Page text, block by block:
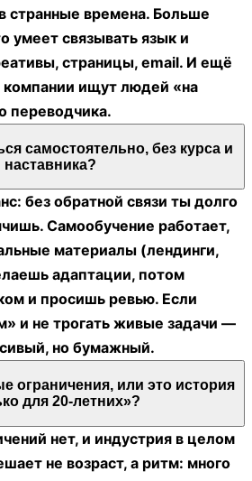
странные времена. Больше
умеет связывать язык и
страницы, email. И ещё
компании ищут людей «на
переводчика.
самостоятельно, без курса и
наставника?
без обратной связи ты долго
Самообучение работает,
материалы (лендинги,
адаптации, потом
и просишь ревью. Если
и не трогать живые задачи —
но бумажный.
ограничения, или это история
для 20-летних»?
нет, и индустрия в целом
не возраст, а ритм: много